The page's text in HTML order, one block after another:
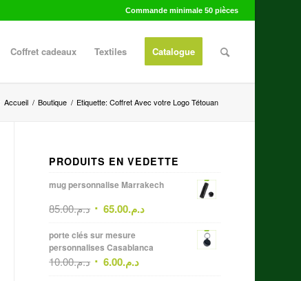
Commande minimale 50 pièces
Coffret cadeaux Textiles Catalogue
Accueil / Boutique / Etiquette: Coffret Avec votre Logo Tétouan
PRODUITS EN VEDETTE
mug personnalise Marrakech
د.م.85.00 د.م.65.00
porte clés sur mesure
personnalises Casablanca
د.م.10.00 د.م.6.00